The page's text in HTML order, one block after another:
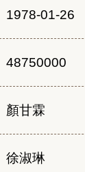
1978-01-26
48750000
顏甘霖
徐淑琳